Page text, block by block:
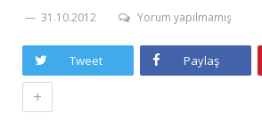
31.10.2012 Yorum yapılmamış
Tweet Paylaş
+